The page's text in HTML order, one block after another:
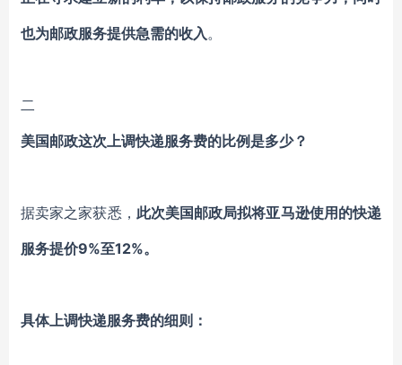
也为邮政服务提供急需的收入。
二
美国邮政这次上调快递服务费的比例是多少？
据卖家之家获悉， 此次美国邮政局拟将亚马逊使用的快递
服务提价9%至12%。
具体上调快递服务费的细则：